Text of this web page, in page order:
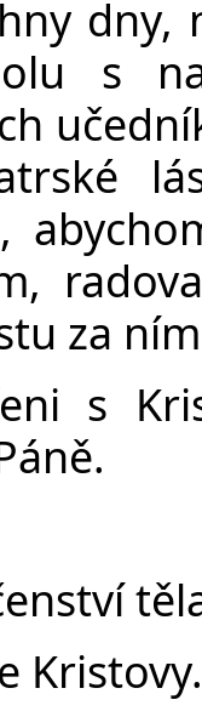
dny,
s
za
s
Kristovy.